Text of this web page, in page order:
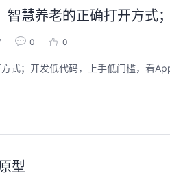
智慧养老的正确打开方式
0 0
式；开发低代码，上手低门槛，看
型